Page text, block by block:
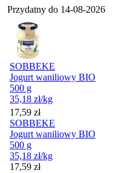
Przydatny do 14-08-2026
SOBBEKE
Jogurt waniliowy BIO
500 g
35,18 zł/kg
Cena
17,59 zł
SOBBEKE
Jogurt waniliowy BIO
500 g
35,18 zł/kg
Cena
17,59 zł